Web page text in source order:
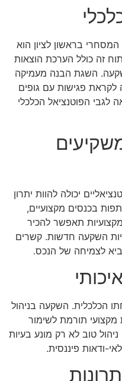
בראשון לציון הוא
זה כולל הערכת הוצאות
השגת הבנה מעמיקה
לקראת פגישות עם גופים
לגבי הפוטנציאל הכלכלי
יכולה להוות יתרון
בכנסים מקצועיים,
תאפשר להכיר
השקעה חדשות. קשרים
לצמיחה של הנכס.
הכלכלית. השקעה בניהול
מקצועי תורמת לשימור
טוב לא רק מונע בעיות
ודאות פיננסית.